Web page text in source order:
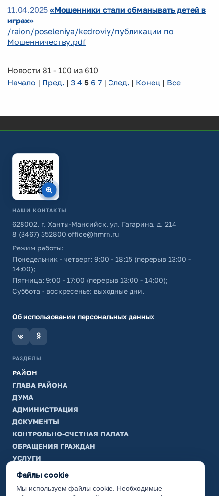
11.04.2025 «Мошенники стали обманывать детей в
играх»
/raion/poseleniya/kedroviy/публикации по
Мошенничеству.pdf
Новости 81 - 100 из 610
Начало | Пред. | 3 4 5 6 7 | След. | Конец | Все
НАШИ КОНТАКТЫ
628002, г. Ханты-Мансийск, ул. Гагарина, д. 214
8 (3467) 352800 office@hmrn.ru
Режим работы:
Понедельник - четверг: 9:00 - 18:15 (перерыв 13:00 -
14:00);
Пятница: 9:00 - 17:00 (перерыв 13:00 - 14:00);
Суббота - воскресенье: выходные дни.
Об использовании персональных данных
РАЗДЕЛЫ
РАЙОН
ГЛАВА РАЙОНА
ДУМА
АДМИНИСТРАЦИЯ
ДОКУМЕНТЫ
КОНТРОЛЬНО-СЧЕТНАЯ ПАЛАТА
ОБРАЩЕНИЯ ГРАЖДАН
УСЛУГИ
ТИК
ИНФОРМАЦИЯ
Файлы cookie
Мы используем файлы cookie. Необходимые